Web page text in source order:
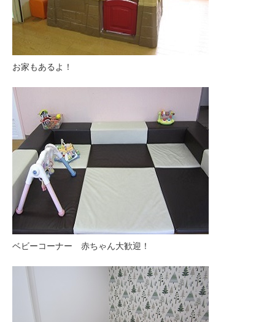
お家もあるよ！
ベビーコーナー 赤ちゃん大歓迎！